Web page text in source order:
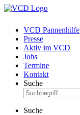
VCD Pannenhilfe
Presse
Aktiv im VCD
Jobs
Termine
Kontakt
Suche
Suche